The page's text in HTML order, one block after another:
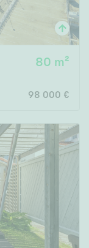
80 m²
98 000 €